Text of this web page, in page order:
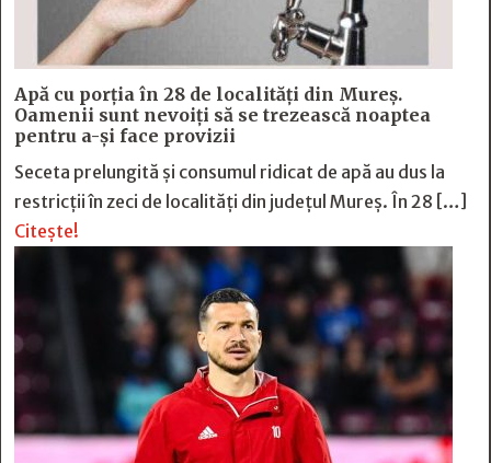
Apă cu porția în 28 de localități din Mureș.
Oamenii sunt nevoiți să se trezească noaptea
pentru a-și face provizii
Seceta prelungită și consumul ridicat de apă au dus la
restricții în zeci de localități din județul Mureș. În 28 […]
Citește!